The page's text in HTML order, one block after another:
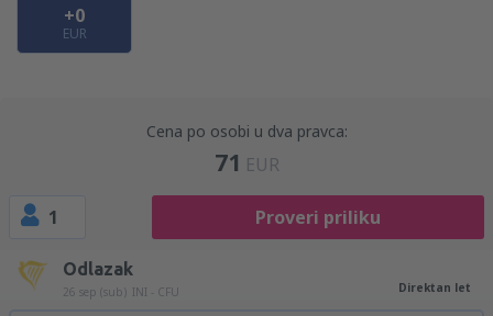
+0
EUR
Cena po osobi u dva pravca:
71 EUR
1 Proveri priliku
Odlazak
26 sep (sub) INI - CFU Direktan let